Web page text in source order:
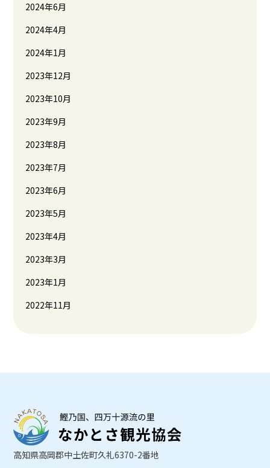
2024年6月
2024年4月
2024年1月
2023年12月
2023年10月
2023年9月
2023年8月
2023年7月
2023年6月
2023年5月
2023年4月
2023年3月
2023年1月
2022年11月
高知県高岡郡中土佐町久礼6370-2番地